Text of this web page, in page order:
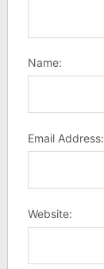
Name:
Email Address:
Website: